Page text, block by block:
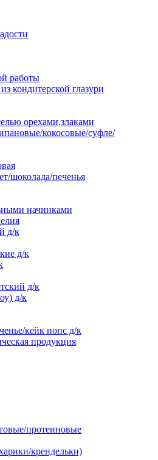
работы
кондитерской глазури
орехами,злаками
кокосовые/суфле/
шоколада/печенья
начинками
д/к
д/к
д/к
д/к
кейк попс д/к
продукция
протеиновые
крендельки)